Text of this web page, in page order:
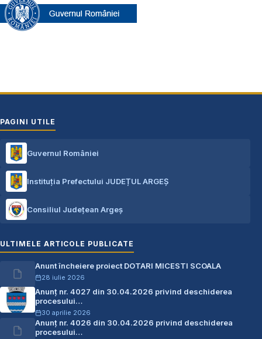
PAGINI UTILE
Guvernul României
Instituția Prefectului JUDEȚUL ARGEȘ
Consiliul Județean Argeș
ULTIMELE ARTICOLE PUBLICATE
Anunt încheiere proiect DOTARI MICESTI SCOALA
28 iulie 2026
Anunț nr. 4027 din 30.04.2026 privind deschiderea
procesului…
30 aprilie 2026
Anunț nr. 4026 din 30.04.2026 privind deschiderea
procesului…